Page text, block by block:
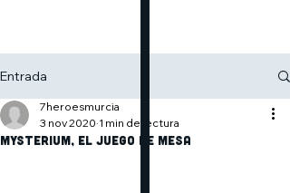
Entrada
Mysterium, el juego de mesa
7heroesmurcia
3 nov 2020 1 min de lectura